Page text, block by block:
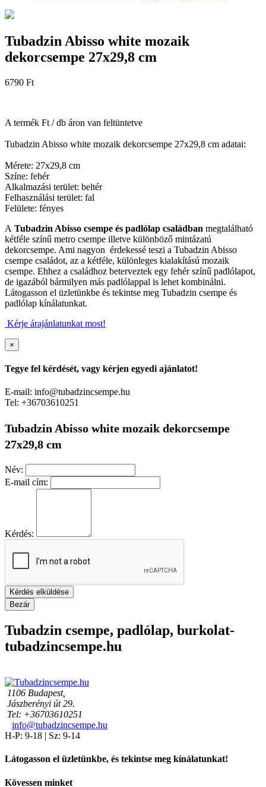
Tubadzin Abisso white mozaik
dekorcsempe 27x29,8 cm
6790 Ft
A termék Ft / db áron van feltüntetve
Tubadzin Abisso white mozaik dekorcsempe 27x29,8 cm adatai:
Mérete: 27x29,8 cm
Színe: fehér
Alkalmazási terület: beltér
Felhasználási terület: fal
Felülete: fényes
A Tubadzin Abisso csempe és padlólap családban megtalálható
kétféle színű metro csempe illetve különböző mintázatú
dekorcsempe. Ami nagyon érdekessé teszi a Tubadzin Abisso
csempe családot, az a kétféle, különleges kialakítású mozaik
csempe. Ehhez a családhoz beterveztek egy fehér színű padlólapot,
de igazából bármilyen más padlólappal is lehet kombinálni.
Látogasson el üzletünkbe és tekintse meg Tubadzin csempe és
padlólap kínálatunkat.
Kérje árajánlatunkat most!
×
Tegye fel kérdését, vagy kérjen egyedi ajánlatot!
E-mail: info@tubadzincsempe.hu
Tel: +36703610251
Tubadzin Abisso white mozaik dekorcsempe
27x29,8 cm
Név:
E-mail cím:
Kérdés:
Kérdés elküldése
Bezár
Tubadzin csempe, padlólap, burkolat-
tubadzincsempe.hu
1106 Budapest,
Jászberényi út 29.
Tel: +36703610251
info@tubadzincsempe.hu
H-P: 9-18 | Sz: 9-14
Látogasson el üzletünkbe, és tekintse meg kínálatunkat!
Kövessen minket